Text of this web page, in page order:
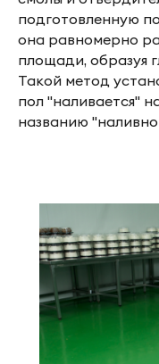
подготовленную
она равномерно
площади, образуя
Такой метод
пол "наливается"
названию